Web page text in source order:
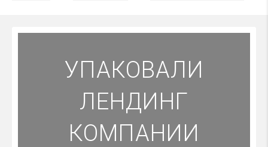
УПАКОВАЛИ
ЛЕНДИНГ
КОМПАНИИ